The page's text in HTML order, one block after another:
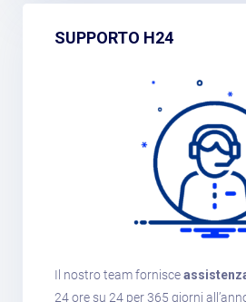
SUPPORTO H24
Il nostro team fornisce
24 ore su 24 per 365 giorni